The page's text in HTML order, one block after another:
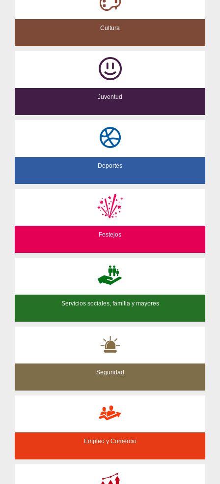
Cultura
Juventud
Deportes
Festejos
Servicios sociales, familia y mayores
Seguridad
Empleo y Comercio